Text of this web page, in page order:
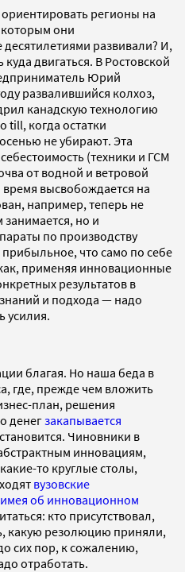
регионы на
которым они
развивали? И,
куда двигаться. В Ростовской
Юрий
развалившийся колхоз,
канадскую технологию
till, когда остатки
не убирают. Эта
(техники и ГСМ
от водной и ветровой
высвобождается на
например, теперь не
занимается, но и
по производству
что само по себе
применяя инновационные
результатов в
и подхода — надо
усилия.
благая. Но наша беда в
где, прежде чем вложить
план, решения
денегзакапывается
Чиновники в
инновациям,
то круглые столы,
вузовские
об инновационном
кто присутствовал,
какую резолюцию приняли,
сих пор, к сожалению,
отработать.